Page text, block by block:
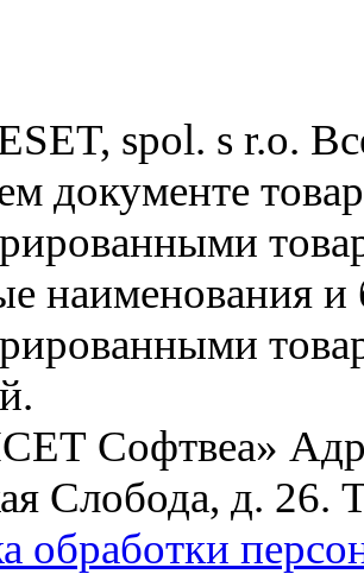
spol. s r.o.
документе
наименования
Софтвеа»
Слобода, д. 26.
обработки